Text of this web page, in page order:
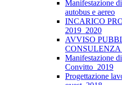
Manifestazione
autobus e aereo
INCARICO
2019_2020
AVVISO
CONSULENZA
Manifestazione
Convitto_2019
Progettazione